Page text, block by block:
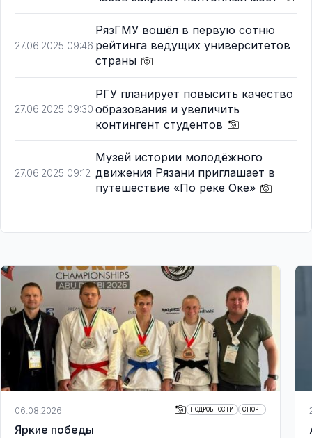
27.06.2025 09:46
РязГМУ вошёл в первую сотню
рейтинга ведущих университетов
страны
27.06.2025 09:30
РГУ планирует повысить качество
образования и увеличить
контингент студентов
27.06.2025 09:12
Музей истории молодёжного
движения Рязани приглашает в
путешествие «По реке Оке»
06.08.2026 ПОДРОБНОСТИ СПОРТ
Яркие победы